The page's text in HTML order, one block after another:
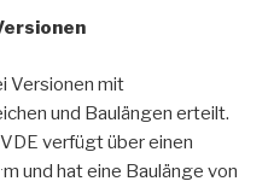
Versionen mit
und Baulängen erteilt.
verfügt über einen
.m und hat eine Baulänge von